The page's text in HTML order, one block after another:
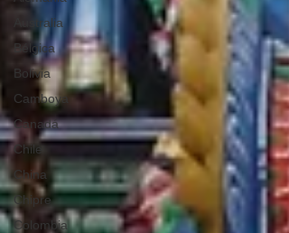
Australia
Bélgica
Bolivia
Camboya
Canadá
Chile
China
Chipre
Colombia